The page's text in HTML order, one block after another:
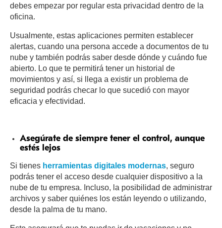
debes empezar por regular esta privacidad dentro de la
oficina.
Usualmente, estas aplicaciones permiten establecer
alertas, cuando una persona accede a documentos de tu
nube y también podrás saber desde dónde y cuándo fue
abierto. Lo que te permitirá tener un historial de
movimientos y así, si llega a existir un problema de
seguridad podrás checar lo que sucedió con mayor
eficacia y efectividad.
Asegúrate de siempre tener el control, aunque
estés lejos
Si tienes herramientas digitales modernas, seguro
podrás tener el acceso desde cualquier dispositivo a la
nube de tu empresa. Incluso, la posibilidad de administrar
archivos y saber quiénes los están leyendo o utilizando,
desde la palma de tu mano.